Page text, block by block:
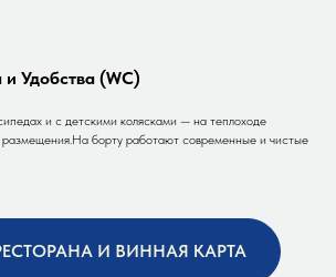
Удобства (WC)
и с детскими колясками — на теплоходе
размещения.На борту работают современные и чистые
И ВИННАЯ КАРТА